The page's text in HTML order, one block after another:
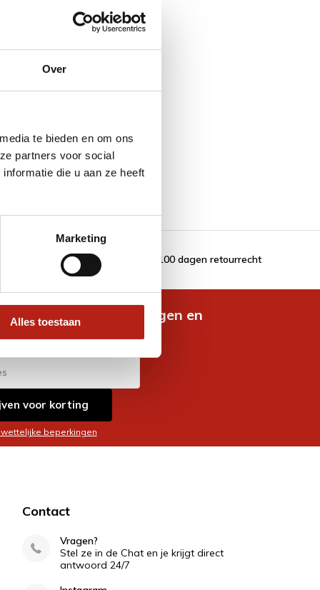
Over
te bieden en om ons
partners voor social
die u aan ze heeft
Marketing
Alles toestaan
100 dagen retourrecht
nieuwste aanbiedingen en
voor korting
beperkingen
Contact
Vragen?
Stel ze in de Chat en je krijgt direct
antwoord 24/7